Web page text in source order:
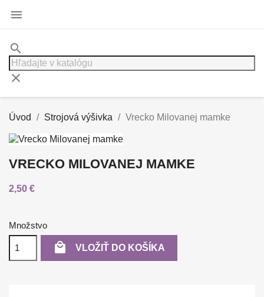

search
clear
Úvod Strojová výšivka Vrecko Milovanej mamke
VRECKO MILOVANEJ MAMKE
2,50 €
Množstvo
 VLOŽIŤ DO KOŠÍKA